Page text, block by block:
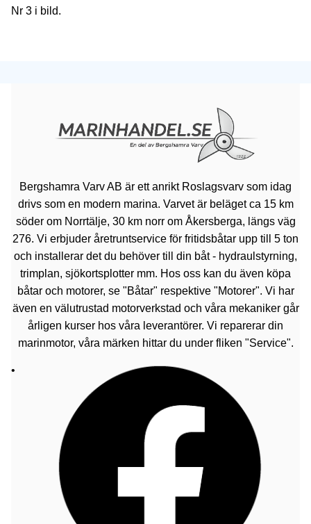
Nr 3 i bild.
Bergshamra Varv AB är ett anrikt Roslagsvarv som idag
drivs som en modern marina. Varvet är beläget ca 15 km
söder om Norrtälje, 30 km norr om Åkersberga, längs väg
276. Vi erbjuder åretruntservice för fritidsbåtar upp till 5 ton
och installerar det du behöver till din båt - hydraulstyrning,
trimplan, sjökortsplotter mm. Hos oss kan du även köpa
båtar och motorer, se "Båtar" respektive "Motorer". Vi har
även en välutrustad motorverkstad och våra mekaniker går
årligen kurser hos våra leverantörer. Vi reparerar din
marinmotor, våra märken hittar du under fliken "Service".